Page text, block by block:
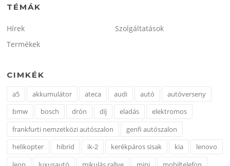
TÉMÁK
Hírek
Szolgáltatások
Termékek
CIMKÉK
a5 akkumulátor ateca audi autó
autóverseny
bmw
bosch drón díj eladás
elektromos
frankfurti nemzetközi autószalon
genfi autószalon
helikopter
hibrid ik-2 kerékpáros sisak kia
lenovo